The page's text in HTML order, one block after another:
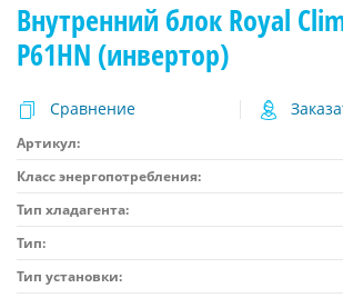
Внутренний блок Royal
P61HN (инвертор)
Сравнение
Артикул:
Класс энергопотребления:
Тип хладагента:
Тип:
Тип установки: